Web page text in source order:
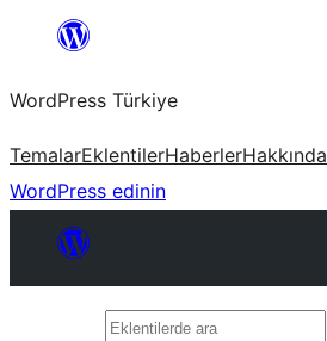
İçeriğe
WordPress Türkiye
TemalarEklentilerHaberlerHakkında
WordPress edinin
Eklentilerde